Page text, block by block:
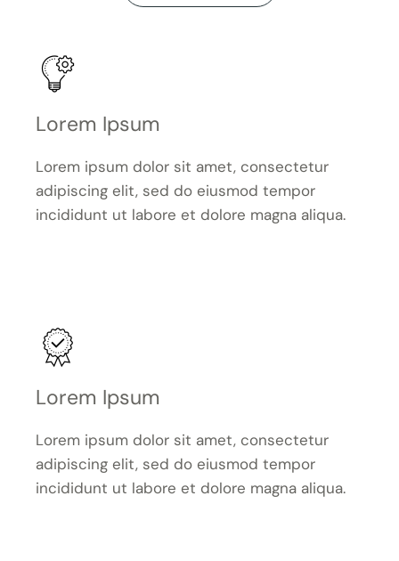
Lorem Ipsum
Lorem ipsum dolor sit amet, consectetur
adipiscing elit, sed do eiusmod tempor
incididunt ut labore et dolore magna aliqua.
Lorem Ipsum
Lorem ipsum dolor sit amet, consectetur
adipiscing elit, sed do eiusmod tempor
incididunt ut labore et dolore magna aliqua.